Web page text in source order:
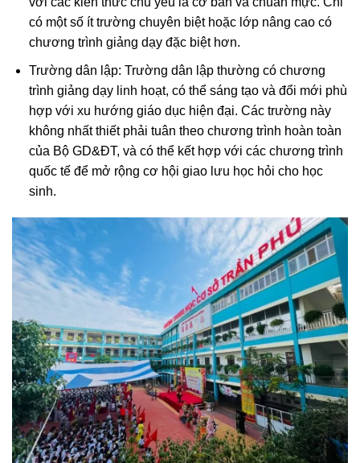
có một số ít trường chuyên biệt hoặc lớp nâng cao có
chương trình giảng dạy đặc biệt hơn.
Trường dân lập: Trường dân lập thường có chương
trình giảng dạy linh hoạt, có thể sáng tạo và đổi mới phù
hợp với xu hướng giáo dục hiện đại. Các trường này
không nhất thiết phải tuân theo chương trình hoàn toàn
của Bộ GD&ĐT, và có thể kết hợp với các chương trình
quốc tế để mở rộng cơ hội giao lưu học hỏi cho học
sinh.